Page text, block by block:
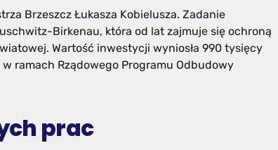
Brzeszcz Łukasza Kobielusza. Zadanie
Birkenau, która od lat zajmuje się ochroną
Wartość inwestycji wyniosła 990 tysięcy
ramach Rządowego Programu Odbudowy
prac